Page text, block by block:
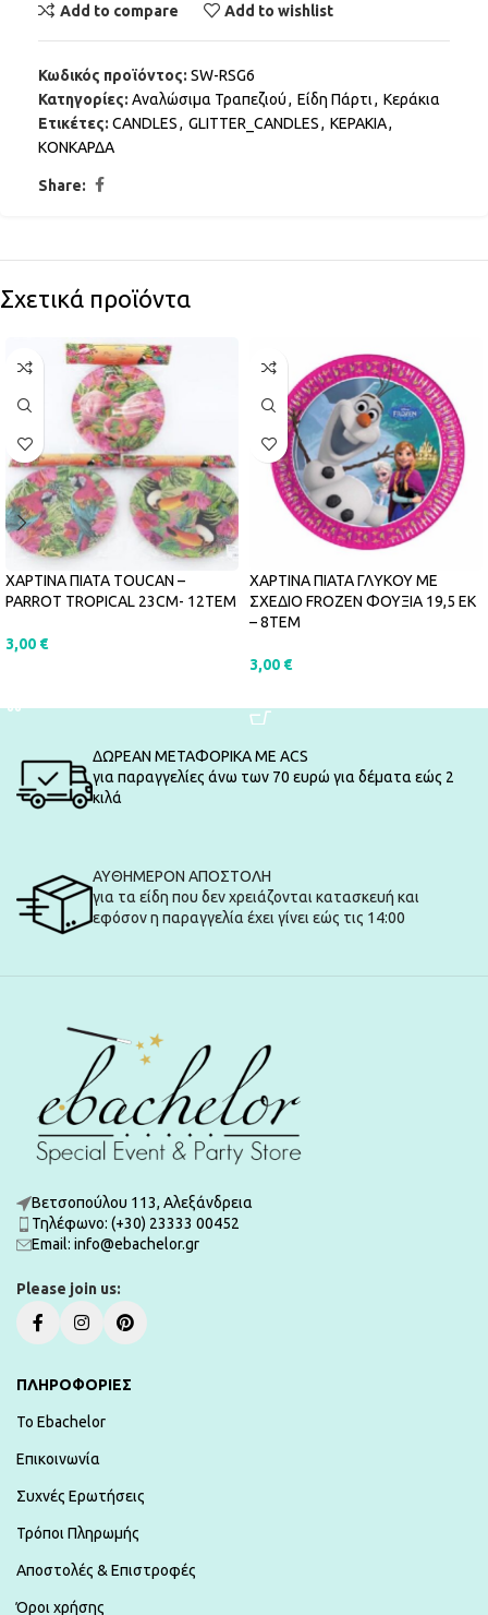
Add to compare Add to wishlist
Κωδικός προϊόντος: SW-RSG6
Κατηγορίες: Αναλώσιμα Τραπεζιού, Είδη Πάρτι, Κεράκια
Ετικέτες: CANDLES, GLITTER_CANDLES, ΚΕΡΑΚΙΑ,
ΚΟΝΚΑΡΔΑ
Share:
Σχετικά προϊόντα
ΧΑΡΤΙΝΑ ΠΙΑΤΑ TOUCAN –
PARROT TROPICAL 23CM- 12ΤΕΜ
3,00 €
ΧΑΡΤΙΝΑ ΠΙΑΤΑ ΓΛΥΚΟΥ ΜΕ
ΣΧΕΔΙΟ FROZEN ΦΟΥΞΙΑ 19,5 ΕΚ
– 8ΤΕΜ
3,00 €
ΔΩΡΕΑΝ ΜΕΤΑΦΟΡΙΚΑ ΜΕ ACS
για παραγγελίες άνω των 70 ευρώ για δέματα εώς 2
κιλά
ΑΥΘΗΜΕΡΟΝ ΑΠΟΣΤΟΛΗ
για τα είδη που δεν χρειάζονται κατασκευή και
εφόσον η παραγγελία έχει γίνει εώς τις 14:00
Βετσοπούλου 113, Αλεξάνδρεια
Τηλέφωνο: (+30) 23333 00452
Εmail: info@ebachelor.gr
Please join us:
ΠΛΗΡΟΦΟΡΙΕΣ
To Ebachelor
Επικοινωνία
Συχνές Ερωτήσεις
Τρόποι Πληρωμής
Αποστολές & Επιστροφές
Όροι χρήσης